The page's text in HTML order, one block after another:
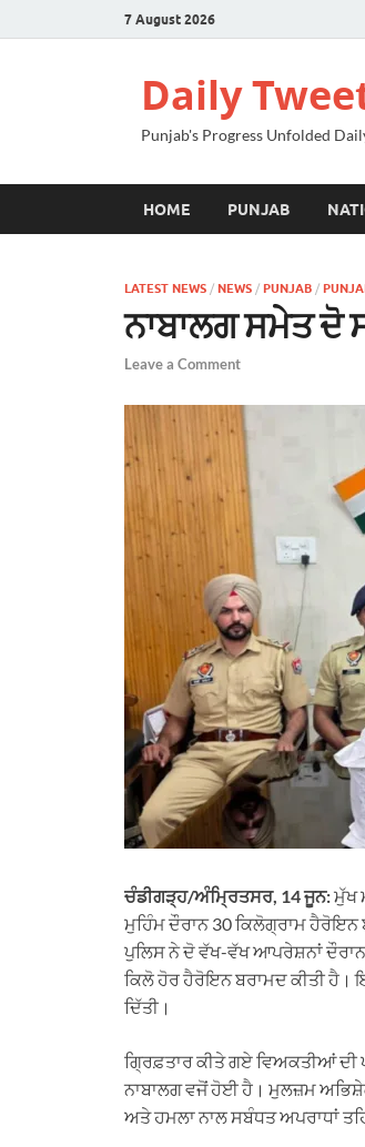
7 August 2026
Daily
Punjab's Progress Unfolded
HOME PUNJAB
LATEST NEWS / NEWS / PUNJAB /
ਨਾਬਾਲਗ ਸਮੇਤ ਦੋ
Leave a Comment
ਚੰਡੀਗੜ੍ਹ/ਅੰਮ੍ਰਿਤਸਰ, 14 ਜੂਨ:ਮੁੱਖ
ਮੁਹਿੰਮ ਦੌਰਾਨ 30 ਕਿਲੋਗ੍ਰਾਮ
ਪੁਲਿਸ ਨੇ ਦੋ ਵੱਖ-ਵੱਖ ਆਪਰੇਸ਼ਨਾਂ
ਕਿਲੋ ਹੋਰ ਹੈਰੋਇਨ ਬਰਾਮਦ ਕੀਤੀ ਹੈ।
ਦਿੱਤੀ।
ਗ੍ਰਿਫ਼ਤਾਰ ਕੀਤੇ ਗਏ ਵਿਅਕਤੀਆਂ
ਨਾਬਾਲਗ ਵਜੋਂ ਹੋਈ ਹੈ। ਮੁਲਜ਼ਮ
ਅਤੇ ਹਮਲਾ ਨਾਲ ਸਬੰਧਤ ਅਪਰਾਧਾਂ